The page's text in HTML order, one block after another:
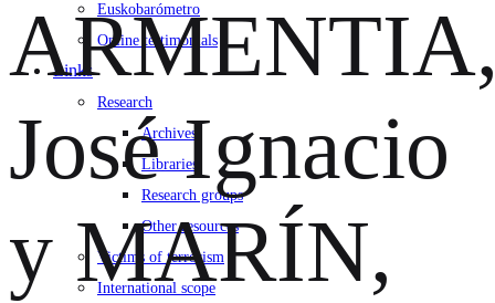
Euskobarómetro
Online testimonials
Links
Research
Archives
Libraries
Research groups
Other resources
Victims of terrorism
International scope
José Ignacio
y MARÍN,